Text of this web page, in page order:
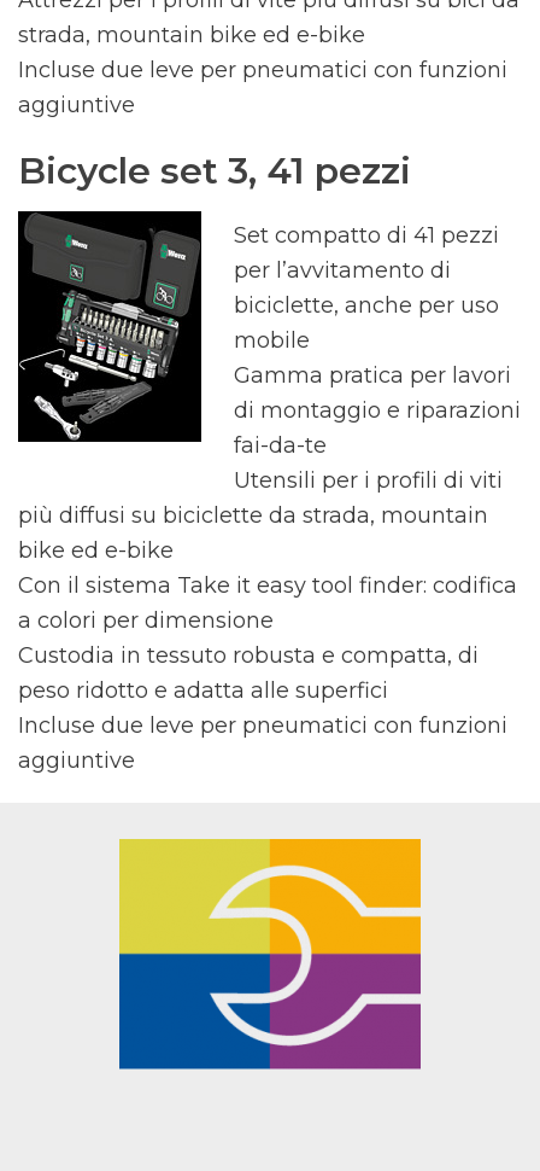
strada, mountain bike ed e-bike
Incluse due leve per pneumatici con funzioni
aggiuntive
Bicycle set 3, 41 pezzi
Set compatto di 41 pezzi
per l’avvitamento di
biciclette, anche per uso
mobile
Gamma pratica per lavori
di montaggio e riparazioni
fai-da-te
Utensili per i profili di viti
più diffusi su biciclette da strada, mountain
bike ed e-bike
Con il sistema Take it easy tool finder: codifica
a colori per dimensione
Custodia in tessuto robusta e compatta, di
peso ridotto e adatta alle superfici
Incluse due leve per pneumatici con funzioni
aggiuntive